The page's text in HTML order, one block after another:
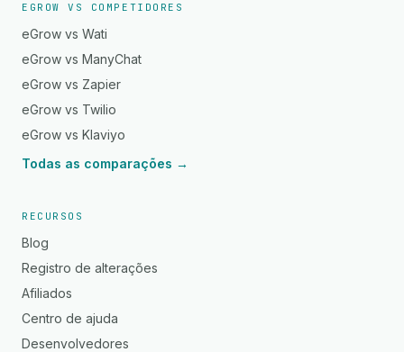
EGROW VS COMPETIDORES
eGrow vs Wati
eGrow vs ManyChat
eGrow vs Zapier
eGrow vs Twilio
eGrow vs Klaviyo
Todas as comparações →
RECURSOS
Blog
Registro de alterações
Afiliados
Centro de ajuda
Desenvolvedores